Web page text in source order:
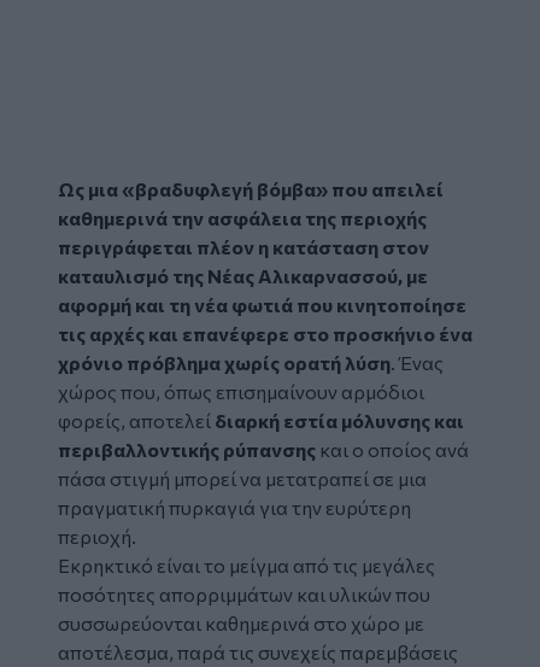
Ως μια «βραδυφλεγή βόμβα» που απειλεί
καθημερινά την ασφάλεια της περιοχής
περιγράφεται πλέον η κατάσταση στον
καταυλισμό της Νέας Αλικαρνασσού, με
αφορμή και τη νέα φωτιά που κινητοποίησε
τις αρχές και επανέφερε στο προσκήνιο ένα
χρόνιο πρόβλημα χωρίς ορατή λύση. Ένας
χώρος που, όπως επισημαίνουν αρμόδιοι
φορείς, αποτελεί διαρκή εστία μόλυνσης και
περιβαλλοντικής ρύπανσης και ο οποίος ανά
πάσα στιγμή μπορεί να μετατραπεί σε μια
πραγματική πυρκαγιά για την ευρύτερη
περιοχή.
Εκρηκτικό είναι το μείγμα από τις μεγάλες
ποσότητες απορριμμάτων και υλικών που
συσσωρεύονται καθημερινά στο χώρο με
αποτέλεσμα, παρά τις συνεχείς παρεμβάσεις